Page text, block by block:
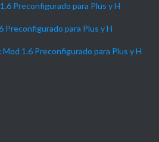
Preconfigurado para Plus y H
Preconfigurado para Plus y H
Mod 1.6 Preconfigurado para Plus y H